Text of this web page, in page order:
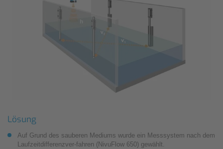
Lösung
Auf Grund des sauberen Mediums wurde ein Messsystem nach dem
Laufzeitdifferenzver-fahren (NivuFlow 650) gewählt.